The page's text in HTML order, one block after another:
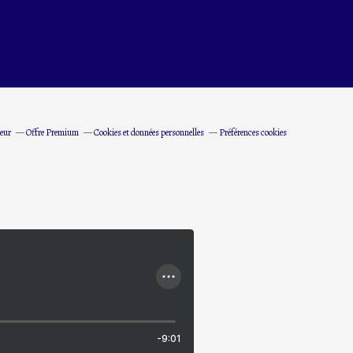
Offre Premium Cookies et données personnelles Préférences cookies
-9:01